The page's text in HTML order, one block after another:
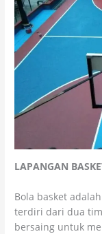
LAPANGAN
Bola basket
terdiri dari dua
bersaing untuk